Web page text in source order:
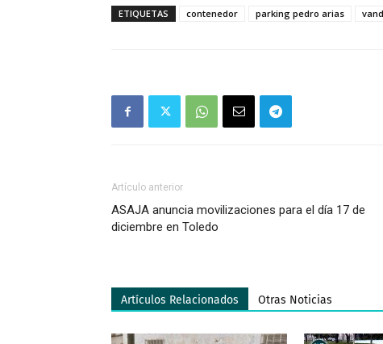
ETIQUETAS contenedor parking pedro arias
Artículo anterior
ASAJA anuncia movilizaciones para el día 17 de
diciembre en Toledo
Artículos Relacionados Otras Noticias